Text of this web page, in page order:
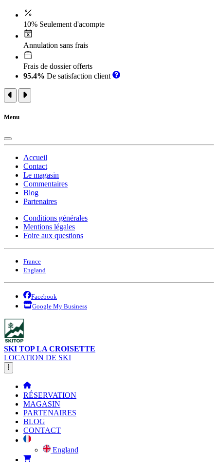
10% Seulement d'acompte
Annulation sans frais
Frais de dossier offerts
95.4% De satisfaction client
Menu
Accueil
Contact
Le magasin
Commentaires
Blog
Partenaires
Conditions générales
Mentions légales
Foire aux questions
France
England
Facebook
Google My Business
SKI TOP LA CROISETTE
LOCATION DE SKI
RÉSERVATION
MAGASIN
PARTENAIRES
BLOG
CONTACT
England